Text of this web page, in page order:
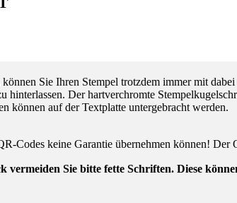
Sie Ihren Stempel trotzdem immer mit
Der hartverchromte
können auf der Textplatte untergebracht werden.
Codes keine Garantie übernehmen können!
Sie bitte fette Schriften. Diese